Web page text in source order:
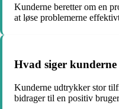
Kunderne beretter om en
at løse problemerne
Hvad siger
Kunderne udtrykker stor
bidrager til en positiv